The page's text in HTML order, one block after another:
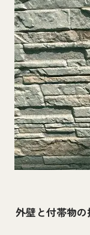
外壁と付帯物